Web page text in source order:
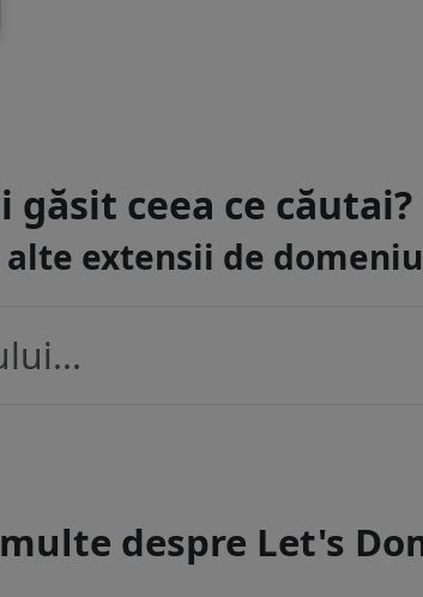
găsit ceea ce căutai?
alte extensii de domeniu